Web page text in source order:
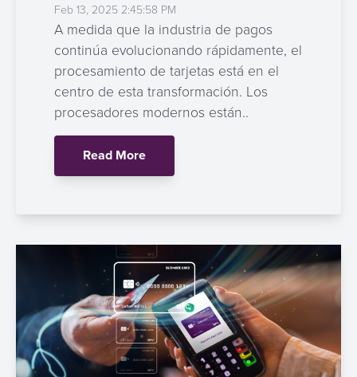
Feb 13, 2025 2:45:58 PM
A medida que la industria de pagos
continúa evolucionando rápidamente, el
procesamiento de tarjetas está en el
centro de esta transformación. Los
procesadores modernos están..
Read More